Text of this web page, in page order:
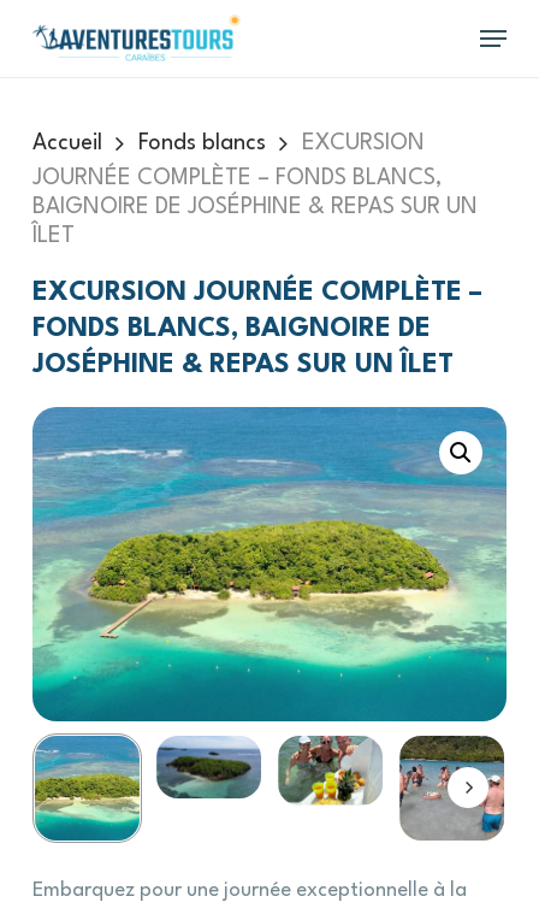
Accueil Fonds blancs
EXCURSION
JOURNÉE COMPLÈTE – FONDS BLANCS,
BAIGNOIRE DE JOSÉPHINE & REPAS SUR UN
ÎLET
EXCURSION JOURNÉE COMPLÈTE –
FONDS BLANCS, BAIGNOIRE DE
JOSÉPHINE & REPAS SUR UN ÎLET
Embarquez pour une journée exceptionnelle à la